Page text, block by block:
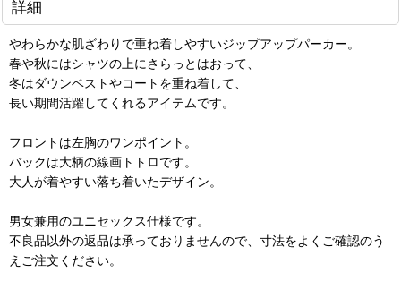
詳細
やわらかな肌ざわりで重ね着しやすいジップアップパーカー。
春や秋にはシャツの上にさらっとはおって、
冬はダウンベストやコートを重ね着して、
長い期間活躍してくれるアイテムです。
フロントは左胸のワンポイント。
バックは大柄の線画トトロです。
大人が着やすい落ち着いたデザイン。
男女兼用のユニセックス仕様です。
不良品以外の返品は承っておりませんので、寸法をよくご確認のう
えご注文ください。